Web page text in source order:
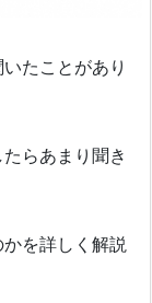
たことがあり
らあまり聞き
を詳しく解説